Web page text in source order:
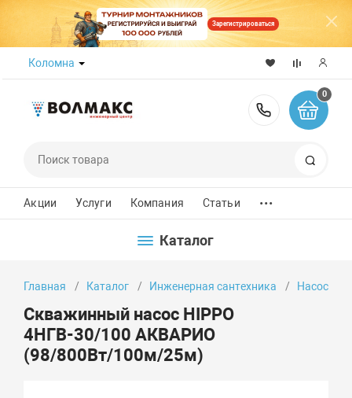
Зарегистрироваться
Коломна
8 (800)
0
Акции Услуги Компания Статьи ...
Каталог
Главная Каталог Инженерная сантехника Насосы
Скважинный насос HIPPO
4НГВ-30/100 АКВАРИО
(98/800Вт/100м/25м)